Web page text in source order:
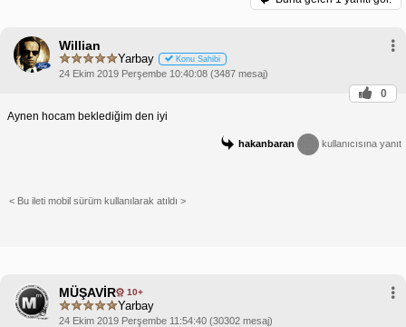
Willian
Yarbay Konu Sahibi
24 Ekim 2019 Perşembe 10:40:08 (3487 mesaj)
0
Aynen hocam beklediğim den iyi
hakanbaran kullanıcısına yanıt
< Bu ileti mobil sürüm kullanılarak atıldı >
MÜŞAVİR 10+
Yarbay
24 Ekim 2019 Perşembe 11:54:40 (30302 mesaj)